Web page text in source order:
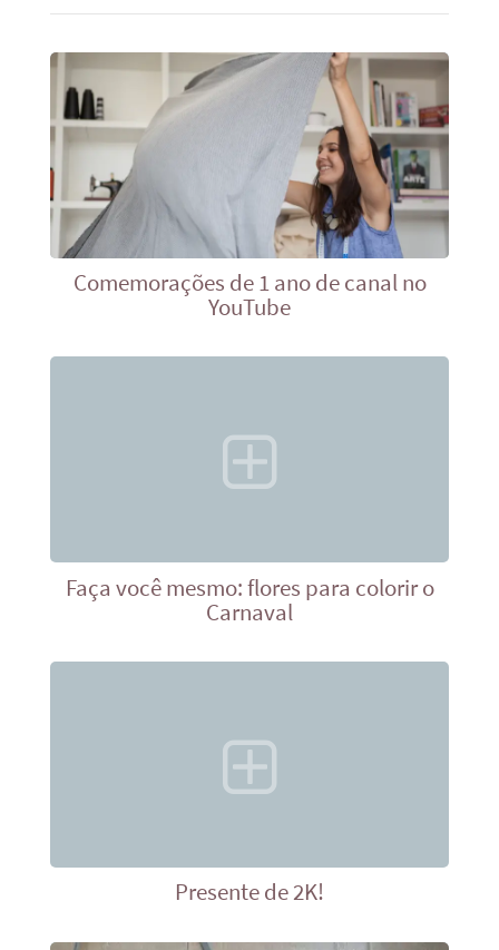
Comemorações de 1 ano de canal no
YouTube
Faça você mesmo: flores para colorir o
Carnaval
Presente de 2K!